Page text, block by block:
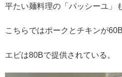
平たい麺料理の「パッシーユ」
こちらではポークとチキンが60B
エビは80Bで提供されている。